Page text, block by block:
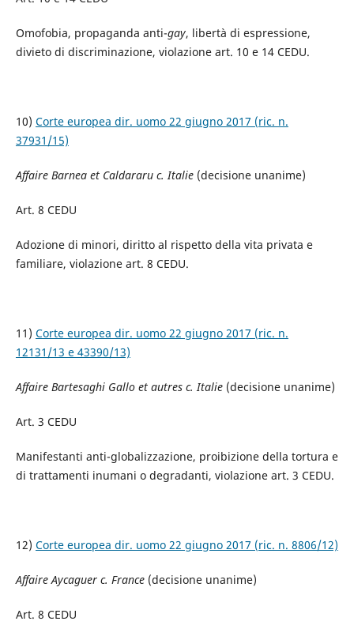
Omofobia, propaganda anti-gay, libertà di espressione,
divieto di discriminazione, violazione art. 10 e 14 CEDU.
10) Corte europea dir. uomo 22 giugno 2017 (ric. n.
37931/15)
Affaire Barnea et Caldararu c. Italie(decisione unanime)
Art. 8 CEDU
Adozione di minori, diritto al rispetto della vita privata e
familiare, violazione art. 8 CEDU.
11) Corte europea dir. uomo 22 giugno 2017 (ric. n.
12131/13 e 43390/13)
Affaire Bartesaghi Gallo et autres c. Italie (decisione unanime)
Art. 3 CEDU
Manifestanti anti-globalizzazione, proibizione della tortura e
di trattamenti inumani o degradanti, violazione art. 3 CEDU.
12) Corte europea dir. uomo 22 giugno 2017 (ric. n. 8806/12)
Affaire Aycaguer c. France(decisione unanime)
Art. 8 CEDU